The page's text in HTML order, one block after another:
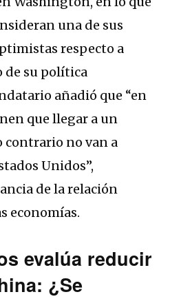
una de sus
respecto a
de su política
añadió que “en
que llegar a un
contrario no van a
Unidos”,
de la relación
economías.
evalúa reducir
¿Se